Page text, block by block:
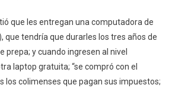
que les entregan una computadora de
que tendría que durarles los tres años de
prepa; y cuando ingresen al nivel
laptop gratuita; “se compró con el
los colimenses que pagan sus impuestos;